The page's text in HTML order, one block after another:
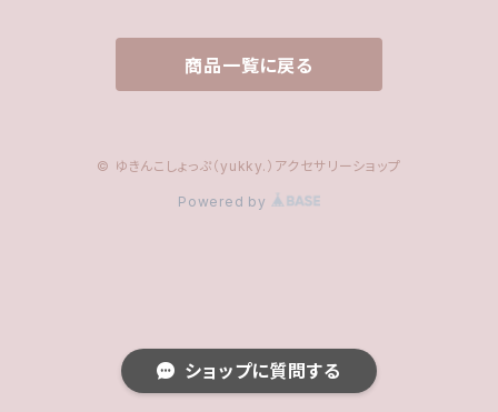
ショップに質問する
商品一覧に戻る
© ゆきんこしょっぷ（yukky.）アクセサリーショップ
Powered by